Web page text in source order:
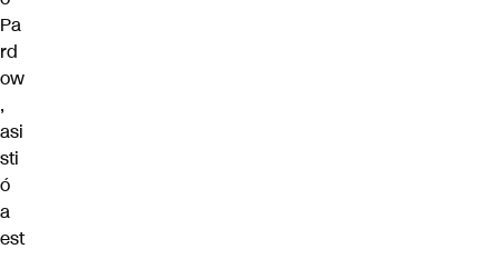
Pa
rd
ow
,
asi
sti
ó
a
est